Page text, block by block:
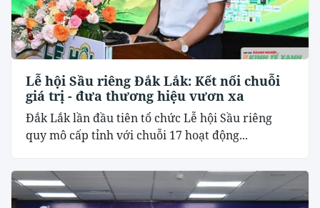
Lễ hội Sầu riêng Đắk Lắk: Kết nối chuỗi
giá trị - đưa thương hiệu vươn xa
Đắk Lắk lần đầu tiên tổ chức Lễ hội Sầu riêng
quy mô cấp tỉnh với chuỗi 17 hoạt động...